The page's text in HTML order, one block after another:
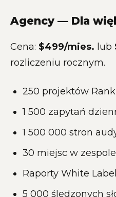
Agency — Dla
Cena: $499/mies. lub
rozliczeniu rocznym.
250 projektów
1 500 zapytań
1 500 000 stron
30 miejsc w zespole
Raporty White
5 000 śledzonych